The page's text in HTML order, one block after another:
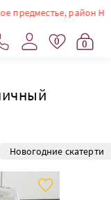
район
0 0
Новогодние скатерти